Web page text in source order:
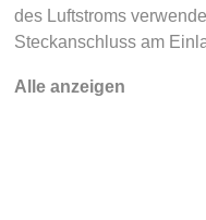
des Luftstroms
Steckanschluss am
Alle anzeigen